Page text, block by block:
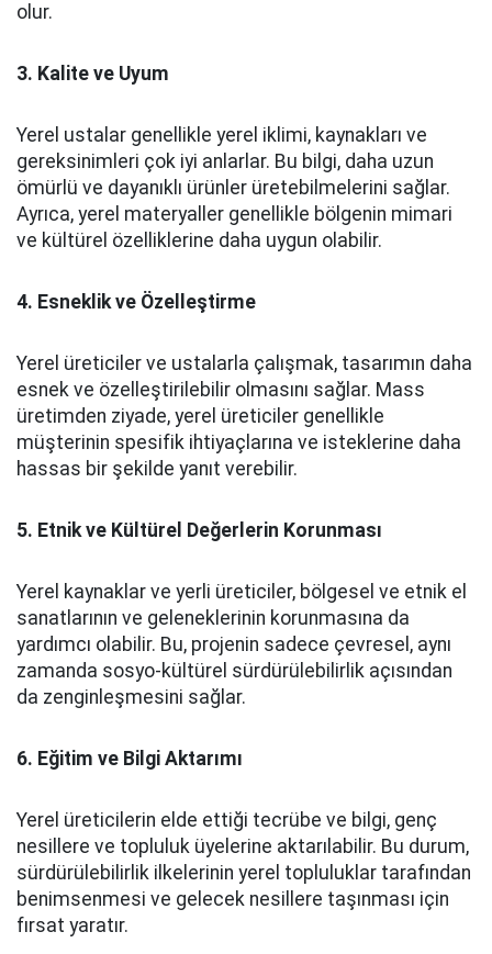
olur.
3. Kalite ve Uyum
Yerel ustalar genellikle yerel iklimi, kaynakları ve
gereksinimleri çok iyi anlarlar. Bu bilgi, daha uzun
ömürlü ve dayanıklı ürünler üretebilmelerini sağlar.
Ayrıca, yerel materyaller genellikle bölgenin mimari
ve kültürel özelliklerine daha uygun olabilir.
4. Esneklik ve Özelleştirme
Yerel üreticiler ve ustalarla çalışmak, tasarımın daha
esnek ve özelleştirilebilir olmasını sağlar. Mass
üretimden ziyade, yerel üreticiler genellikle
müşterinin spesifik ihtiyaçlarına ve isteklerine daha
hassas bir şekilde yanıt verebilir.
5. Etnik ve Kültürel Değerlerin Korunması
Yerel kaynaklar ve yerli üreticiler, bölgesel ve etnik el
sanatlarının ve geleneklerinin korunmasına da
yardımcı olabilir. Bu, projenin sadece çevresel, aynı
zamanda sosyo-kültürel sürdürülebilirlik açısından
da zenginleşmesini sağlar.
6. Eğitim ve Bilgi Aktarımı
Yerel üreticilerin elde ettiği tecrübe ve bilgi, genç
nesillere ve topluluk üyelerine aktarılabilir. Bu durum,
sürdürülebilirlik ilkelerinin yerel topluluklar tarafından
benimsenmesi ve gelecek nesillere taşınması için
fırsat yaratır.